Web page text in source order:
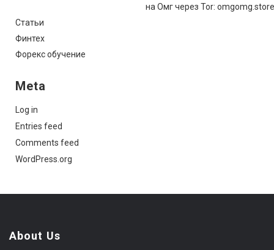
на Омг через Tor:
Статьи
Финтех
Форекс обучение
Meta
Log in
Entries feed
Comments feed
WordPress.org
About Us